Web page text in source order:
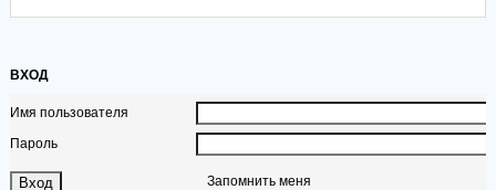
ВХОД
Имя пользователя
Пароль
Запомнить меня